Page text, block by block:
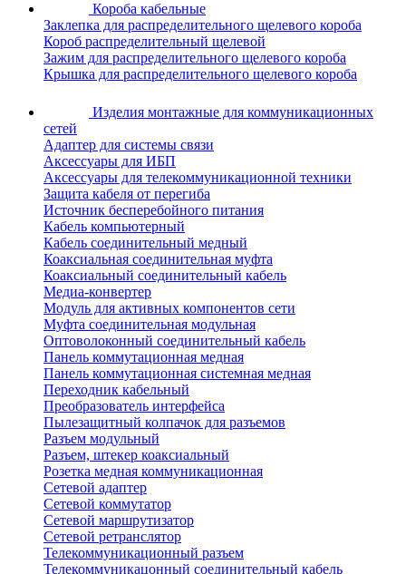
Короба кабельные
Заклепка для распределительного щелевого короба
Короб распределительный щелевой
Зажим для распределительного щелевого короба
Крышка для распределительного щелевого короба
Изделия монтажные для коммуникационных
сетей
Адаптер для системы связи
Аксессуары для ИБП
Аксессуары для телекоммуникационной техники
Защита кабеля от перегиба
Источник бесперебойного питания
Кабель компьютерный
Кабель соединительный медный
Коаксиальная соединительная муфта
Коаксиальный соединительный кабель
Медиа-конвертер
Модуль для активных компонентов сети
Муфта соединительная модульная
Оптоволоконный соединительный кабель
Панель коммутационная медная
Панель коммутационная системная медная
Переходник кабельный
Преобразователь интерфейса
Пылезащитный колпачок для разъемов
Разъем модульный
Разъем, штекер коаксиальный
Розетка медная коммуникационная
Сетевой адаптер
Сетевой коммутатор
Сетевой маршрутизатор
Сетевой ретранслятор
Телекоммуникационный разъем
Телекоммуникацонный соединительный кабель